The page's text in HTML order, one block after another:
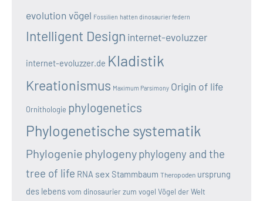
evolution vögel Fossilien hatten dinosaurier federn
Intelligent Design internet-evoluzzer
internet-evoluzzer.de Kladistik
Kreationismus Maximum Parsimony Origin of life
Ornithologie phylogenetics
Phylogenetische systematik
Phylogenie phylogenyphylogeny and the
tree of life RNA sex Stammbaum Theropoden ursprung
des lebensvom dinosaurier zum vogel Vögel der Welt